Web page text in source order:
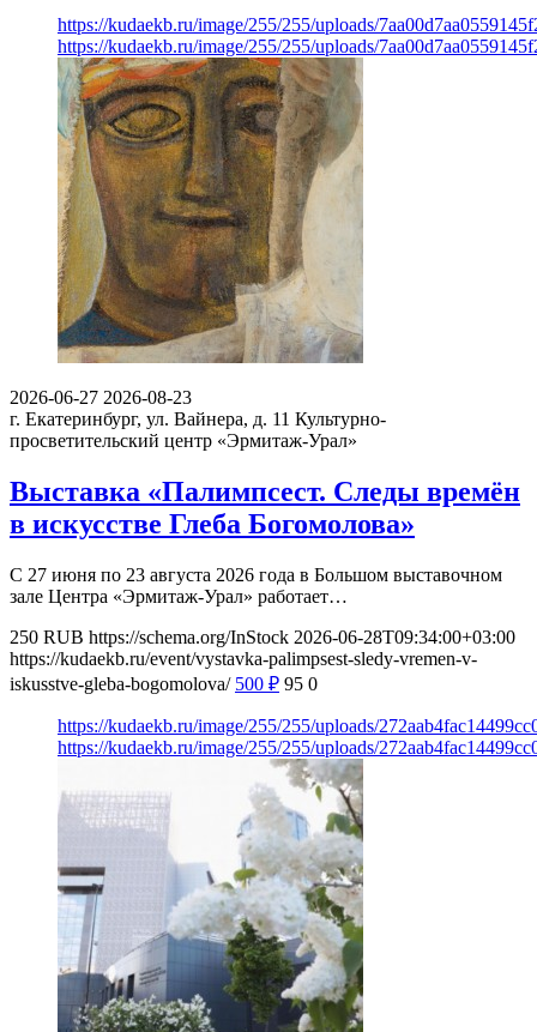
https://kudaekb.ru/image/255/255/uploads/
https://kudaekb.ru/image/255/255/uploads/
2026-06-27 2026-08-23
г. Екатеринбург, ул. Вайнера, д. 11 Культурно-
просветительский центр «Эрмитаж-Урал»
Выставка «Палимпсест. Следы времён
в искусстве Глеба Богомолова»
С 27 июня по 23 августа 2026 года в Большом выставочном
зале Центра «Эрмитаж-Урал» работает…
250 RUB https://schema.org/InStock 2026-06-28T09:34:00+03:00
https://kudaekb.ru/event/vystavka-palimpsest-sledy-vremen-v-
iskusstve-gleba-bogomolova/ 500 ₽ 95 0
https://kudaekb.ru/image/255/255/uploads/
https://kudaekb.ru/image/255/255/uploads/